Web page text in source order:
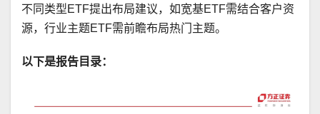
不同类型ETF提出布局建议，如宽基ETF需结合客户资
源，行业主题ETF需前瞻布局热门主题。
以下是报告目录：